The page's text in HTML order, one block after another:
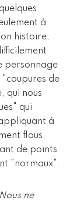
à
histoire,
personnage
"coupures de
qui nous
qui
à
flous,
de points
"normaux".
ne